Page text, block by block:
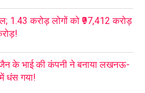
1.43 करोड़ लोगों को ₹97,412 करोड़
के भाई की कंपनी ने बनाया लखनऊ-
धंस गया!